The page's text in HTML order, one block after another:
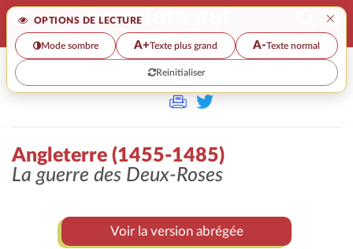
OPTIONS DE LECTURE ×
Mode sombre A+Texte plus grand A-Texte normal
Reinitialiser
>
Angleterre (1455-1485)
La guerre des Deux-Roses
Voir la version abrégée